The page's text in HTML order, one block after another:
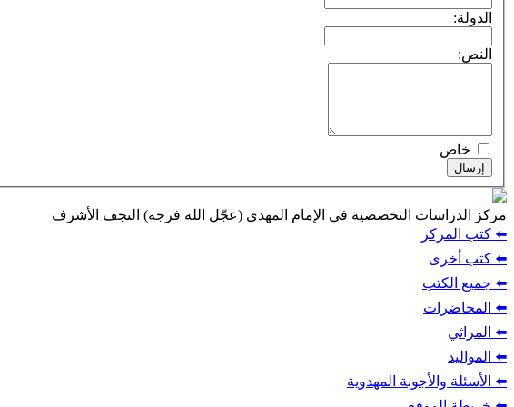
الدولة:
النص:
خاص
إرسال
مركز الدراسات التخصصية في الإمام المهدي (عجّل الله فرجه) النجف الأشرف
⬅️ كتب المركز
⬅️ كتب أخرى
⬅️ جميع الكتب
⬅️ المحاضرات
⬅️ المراثي
⬅️ المواليد
⬅️ الأسئلة والأجوبة المهدوية